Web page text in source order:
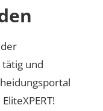
und